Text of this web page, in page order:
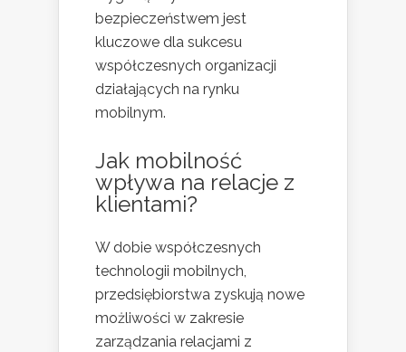
bezpieczeństwem jest
kluczowe dla sukcesu
współczesnych organizacji
działających na rynku
mobilnym.
Jak mobilność
wpływa na relacje z
klientami?
W dobie współczesnych
technologii mobilnych,
przedsiębiorstwa zyskują nowe
możliwości w zakresie
zarządzania relacjami z